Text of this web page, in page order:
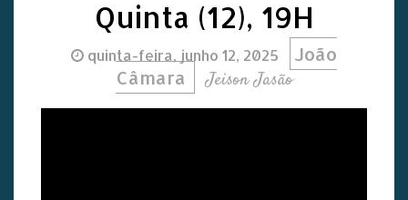
Quinta (12), 19H
quinta-feira, junho 12, 2025
João
Câmara
Jeison Jasão